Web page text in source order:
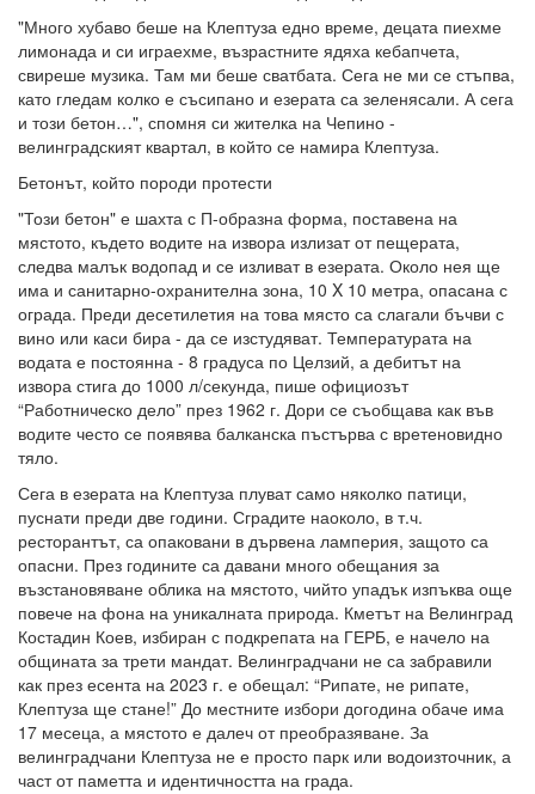
"Много хубаво беше на Клептуза едно време, децата пиехме
лимонада и си играехме, възрастните ядяха кебапчета,
свиреше музика. Там ми беше сватбата. Сега не ми се стъпва,
като гледам колко е съсипано и езерата са зеленясали. А сега
и този бетон…", спомня си жителка на Чепино -
велинградският квартал, в който се намира Клептуза.
Бетонът, който породи протести
"Този бетон" е шахта с П-образна форма, поставена на
мястото, където водите на извора излизат от пещерата,
следва малък водопад и се изливат в езерата. Около нея ще
има и санитарно-охранителна зона, 10 X 10 метра, опасана с
ограда. Преди десетилетия на това място са слагали бъчви с
вино или каси бира - да се изстудяват. Температурата на
водата е постоянна - 8 градуса по Целзий, а дебитът на
извора стига до 1000 л/секунда, пише официозът
“Работническо дело” през 1962 г. Дори се съобщава как във
водите често се появява балканска пъстърва с вретеновидно
тяло.
Сега в езерата на Клептуза плуват само няколко патици,
пуснати преди две години. Сградите наоколо, в т.ч.
ресторантът, са опаковани в дървена ламперия, защото са
опасни. През годините са давани много обещания за
възстановяване облика на мястото, чийто упадък изпъква още
повече на фона на уникалната природа. Кметът на Велинград
Костадин Коев, избиран с подкрепата на ГЕРБ, е начело на
общината за трети мандат. Велинградчани не са забравили
как през есента на 2023 г. е обещал: “Рипате, не рипате,
Клептуза ще стане!” До местните избори догодина обаче има
17 месеца, а мястото е далеч от преобразяване. За
велинградчани Клептуза не е просто парк или водоизточник, а
част от паметта и идентичността на града.